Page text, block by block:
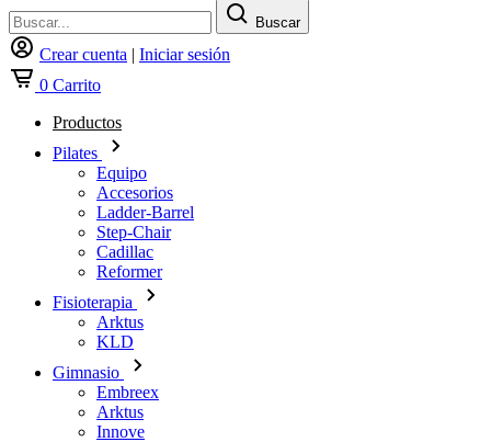
Buscar
Crear cuenta | Iniciar sesión
0 Carrito
Productos
Pilates
Equipo
Accesorios
Ladder-Barrel
Step-Chair
Cadillac
Reformer
Fisioterapia
Arktus
KLD
Gimnasio
Embreex
Arktus
Innove